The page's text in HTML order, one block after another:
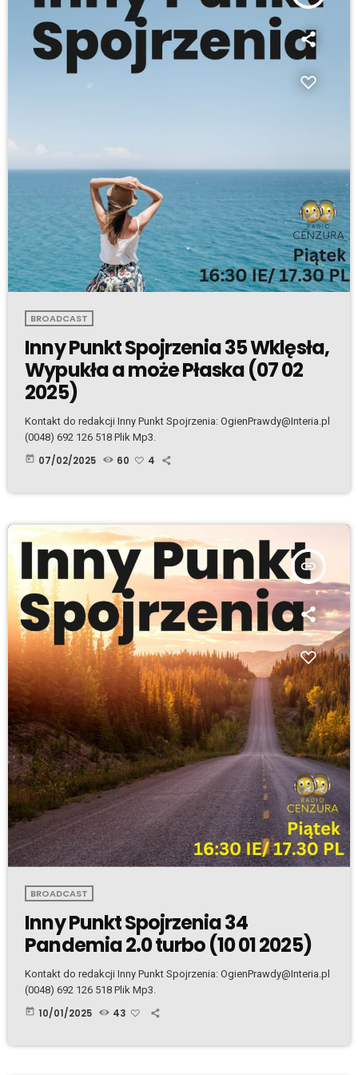
BROADCAST
Inny Punkt Spojrzenia 35 Wklęsła,
Wypukła a może Płaska (07 02
2025)
Kontakt do redakcji Inny Punkt Spojrzenia: OgienPrawdy@Interia.pl
(0048) 692 126 518 Plik Mp3.
today 07/02/2025 60 4
insert_link
BROADCAST
Inny Punkt Spojrzenia 34
Pandemia 2.0 turbo (10 01 2025)
Kontakt do redakcji Inny Punkt Spojrzenia: OgienPrawdy@Interia.pl
(0048) 692 126 518 Plik Mp3.
today 10/01/2025 43